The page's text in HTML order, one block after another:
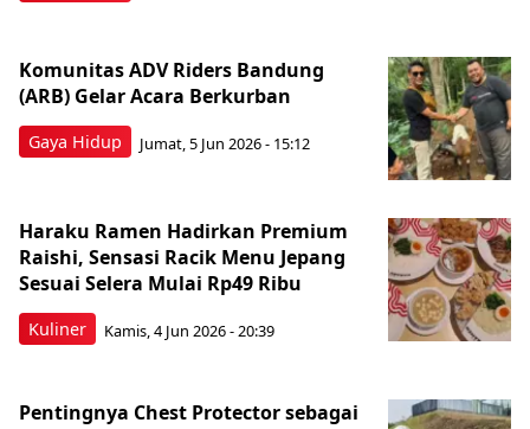
Gaya Hidup
Komunitas ADV Riders Bandung
(ARB) Gelar Acara Berkurban
Jumat, 5 Jun 2026 - 15:12
Kuliner
Haraku Ramen Hadirkan Premium
Raishi, Sensasi Racik Menu Jepang
Sesuai Selera Mulai Rp49 Ribu
Kamis, 4 Jun 2026 - 20:39
Pentingnya Chest Protector sebagai